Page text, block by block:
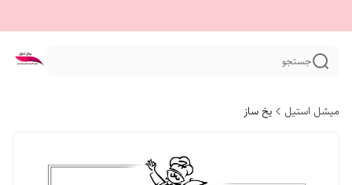
جستجو
میشل استیل یخ ساز